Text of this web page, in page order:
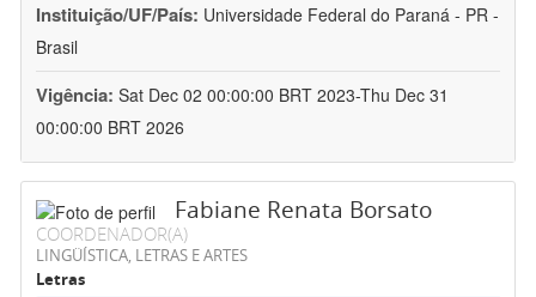
Instituição/UF/País: Universidade Federal do Paraná - PR -
Brasil
Vigência: Sat Dec 02 00:00:00 BRT 2023-Thu Dec 31
00:00:00 BRT 2026
Fabiane Renata Borsato
COORDENADOR(A)
LINGÜÍSTICA, LETRAS E ARTES
Letras